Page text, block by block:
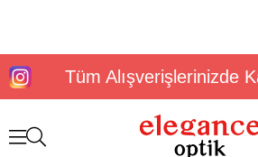
Tüm Alışverişlerinizde